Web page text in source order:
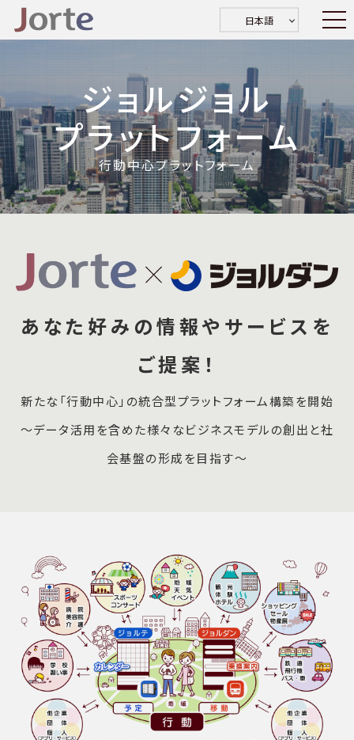
日本語
ジョルジョル
プラットフォーム
行動中心プラットフォーム
あなた好みの情報やサービスを
ご提案！
新たな「行動中心」の統合型プラットフォーム構築を開始
～データ活用を含めた様々なビジネスモデルの創出と社
会基盤の形成を目指す～